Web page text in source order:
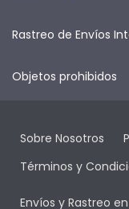
Rastreo de Envíos
Objetos prohibidos
Sobre Nosotros
Términos y
Envíos y Rastreo